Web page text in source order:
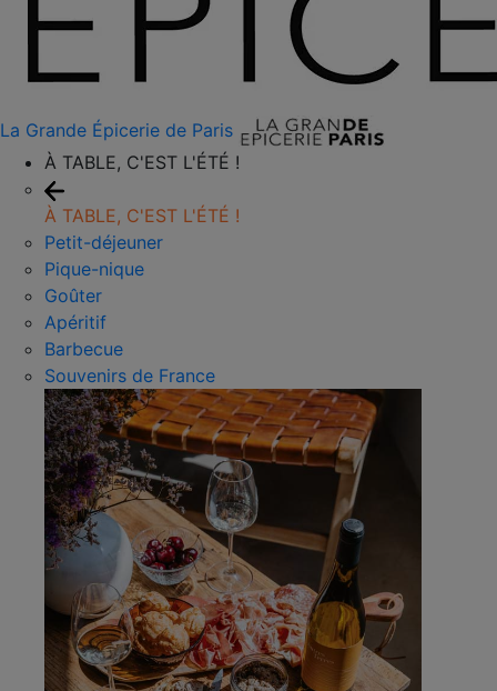
La Grande Épicerie de Paris
À TABLE, C'EST L'ÉTÉ !
À TABLE, C'EST L'ÉTÉ !
Petit-déjeuner
Pique-nique
Goûter
Apéritif
Barbecue
Souvenirs de France